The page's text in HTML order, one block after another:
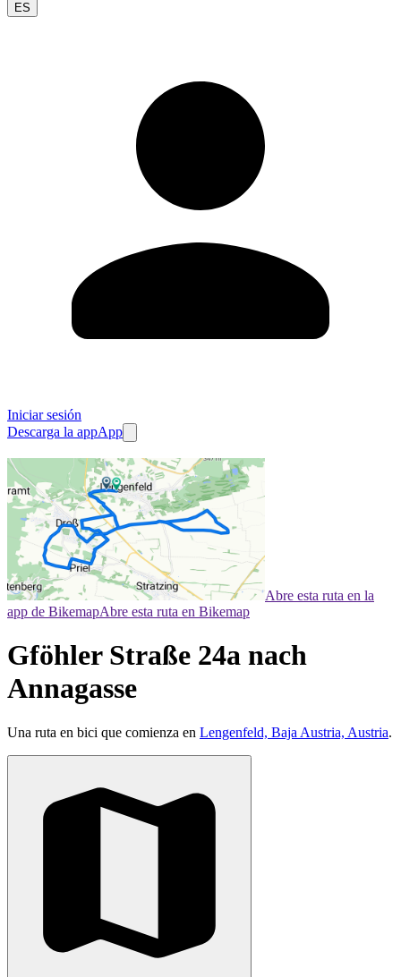
ES
Iniciar sesión
Descarga la appApp
Abre esta ruta en la
app de BikemapAbre esta ruta en Bikemap
Gföhler Straße 24a nach
Annagasse
Una ruta en bici que comienza en Lengenfeld, Baja Austria, Austria.